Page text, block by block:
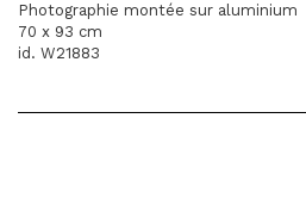
Photographie montée sur aluminium
70 x 93 cm
id. W21883